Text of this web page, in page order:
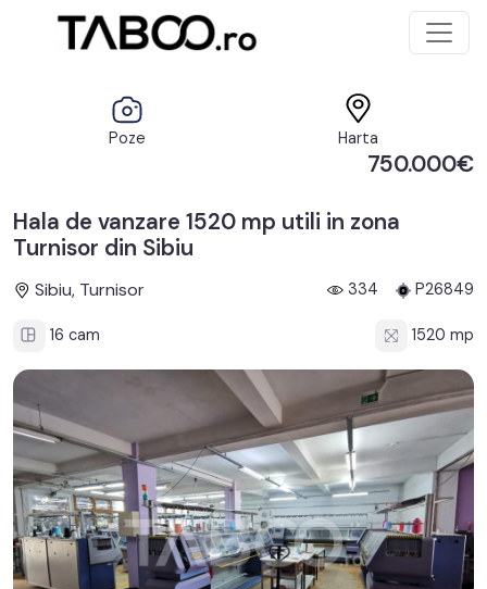
Poze Harta
750.000€
Hala de vanzare 1520 mp utili in zona
Turnisor din Sibiu
Sibiu, Turnisor 334 P26849
16 cam 1520 mp